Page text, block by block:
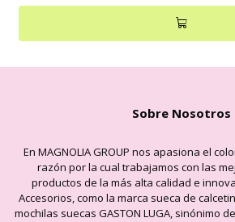
Sobre Nosotros
En MAGNOLIA GROUP nos apasiona el
razón por la cual trabajamos con las
productos de la más alta calidad e
Accesorios, como la marca sueca de
mochilas suecas GASTON LUGA, sinónimo